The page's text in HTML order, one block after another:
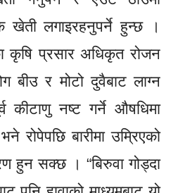
खेती लगाइरहनुपर्ने हुन्छ ।
कृषि प्रसार अधिकृत रोजन
बीउ र मोटो दुवैबाट लाग्न
कीटाणु नष्ट गर्ने औषधिमा
रोपेपछि बारीमा उम्रिएको
हुन सक्छ । “बिरुवा गोड्दा